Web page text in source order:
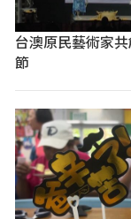
台澳原民藝術家
節